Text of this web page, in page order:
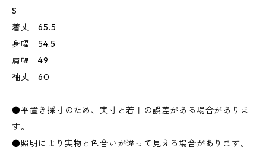
S
着丈 65.5
身幅 54.5
肩幅 49
袖丈 60
●平置き採寸のため、実寸と若干の誤差がある場合がありま
す。
●照明により実物と色合いが違って見える場合があります。